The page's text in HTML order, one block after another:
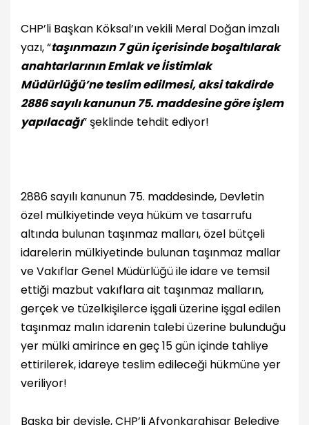
CHP’li Başkan Köksal’ın vekili Meral Doğan imzalı
yazı, “taşınmazın 7 gün içerisinde boşaltılarak
anahtarlarının Emlak ve İistimlak
Müdürlüğü’ne teslim edilmesi, aksi takdirde
2886 sayılı kanunun 75. maddesine göre işlem
yapılacağı” şeklinde tehdit ediyor!
2886 sayılı kanunun 75. maddesinde, Devletin
özel mülkiyetinde veya hüküm ve tasarrufu
altında bulunan taşınmaz malları, özel bütçeli
idarelerin mülkiyetinde bulunan taşınmaz mallar
ve Vakıflar Genel Müdürlüğü ile idare ve temsil
ettiği mazbut vakıflara ait taşınmaz malların,
gerçek ve tüzelkişilerce işgali üzerine işgal edilen
taşınmaz malın idarenin talebi üzerine bulunduğu
yer mülki amirince en geç 15 gün içinde tahliye
ettirilerek, idareye teslim edileceği hükmüne yer
veriliyor!
Başka bir deyişle, CHP’li Afyonkarahisar Belediye